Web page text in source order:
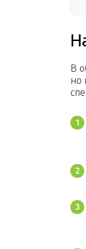
В
но